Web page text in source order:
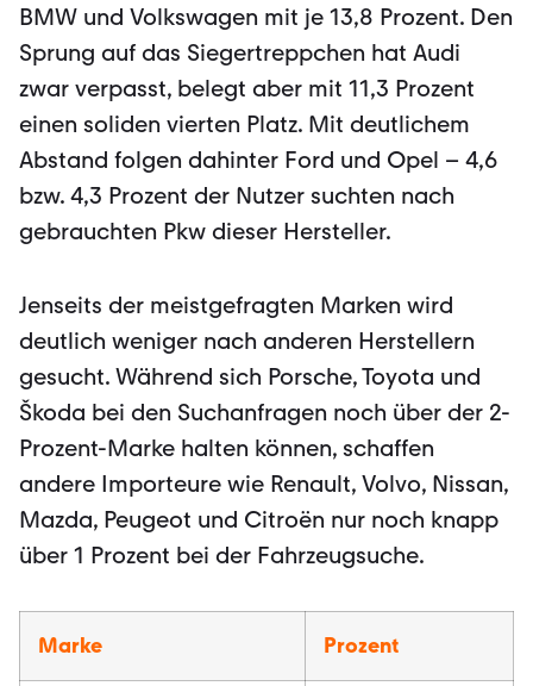
BMW und Volkswagen mit je 13,8 Prozent. Den
Sprung auf das Siegertreppchen hat Audi
zwar verpasst, belegt aber mit 11,3 Prozent
einen soliden vierten Platz. Mit deutlichem
Abstand folgen dahinter Ford und Opel – 4,6
bzw. 4,3 Prozent der Nutzer suchten nach
gebrauchten Pkw dieser Hersteller.
Jenseits der meistgefragten Marken wird
deutlich weniger nach anderen Herstellern
gesucht. Während sich Porsche, Toyota und
Škoda bei den Suchanfragen noch über der 2-
Prozent-Marke halten können, schaffen
andere Importeure wie Renault, Volvo, Nissan,
Mazda, Peugeot und Citroën nur noch knapp
über 1 Prozent bei der Fahrzeugsuche.
Marke Prozent